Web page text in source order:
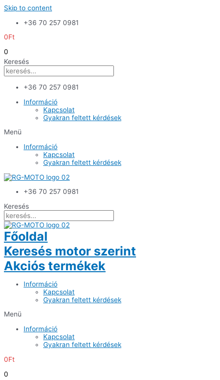
Skip to content
+36 70 257 0981
0Ft
0
Keresés
+36 70 257 0981
Információ
Kapcsolat
Gyakran feltett kérdések
Menü
Információ
Kapcsolat
Gyakran feltett kérdések
+36 70 257 0981
Keresés
Főoldal
Keresés motor szerint
Akciós termékek
Információ
Kapcsolat
Gyakran feltett kérdések
Menü
Információ
Kapcsolat
Gyakran feltett kérdések
0Ft
0